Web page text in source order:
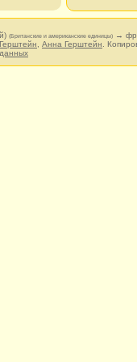
(Британские и американские единицы) →
Анна Герштейн .